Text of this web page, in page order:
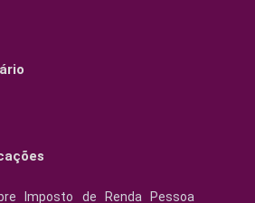
Imposto de Renda Pessoa